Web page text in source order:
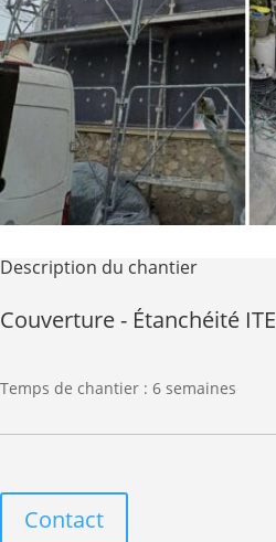
Description du chantier
Couverture - Étanchéité ITE
Temps de chantier : 6 semaines
Contact